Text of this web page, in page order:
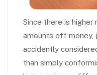
Since there is higher
amounts off money,
accidently
than simply